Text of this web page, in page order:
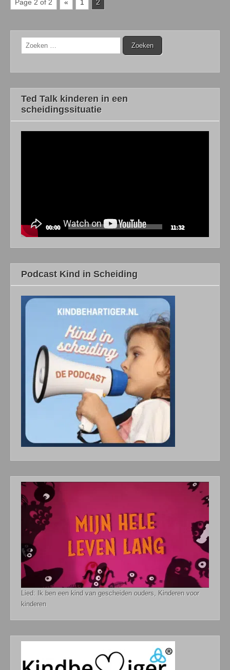
Page 2 of 2 « 1 2
Zoeken
naar:
Ted Talk kinderen in een
scheidingssituatie
00:00 11:32
Podcast Kind in Scheiding
Lied: Ik ben een kind van gescheiden ouders, Kinderen voor
kinderen